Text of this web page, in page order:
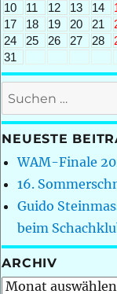
10
11 12 13 14
17
18 19 20 21
24
25 26 27 28
31
Suchen
nach:
NEUESTE
WAM-Finale
16.
Guido
beim
ARCHIV
Archiv